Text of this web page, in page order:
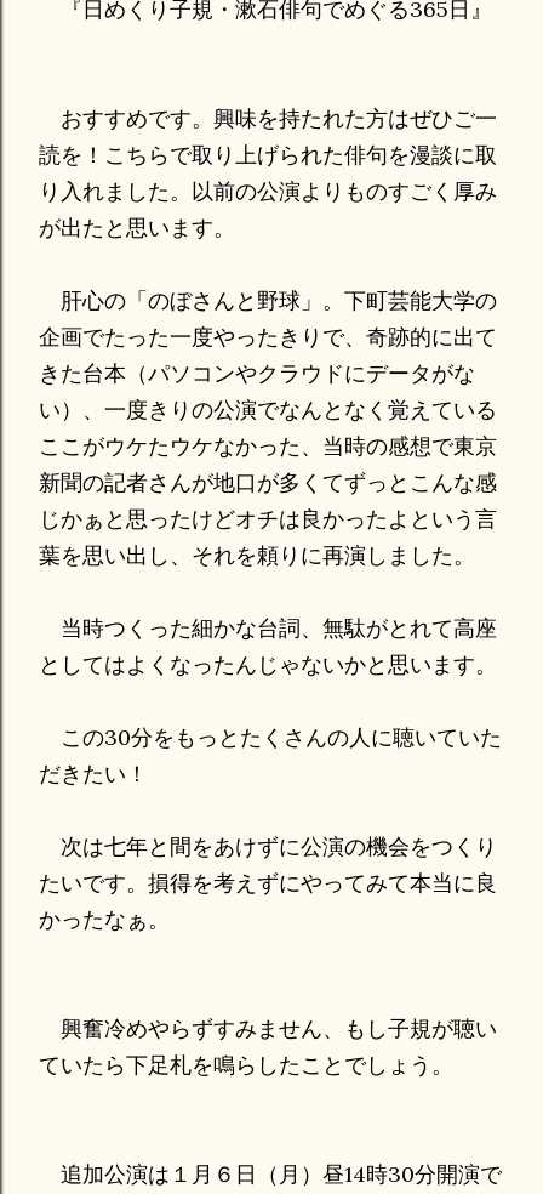
『日めくり子規・漱石俳句でめぐる365日』
おすすめです。興味を持たれた方はぜひご一
読を！こちらで取り上げられた俳句を漫談に取
り入れました。以前の公演よりものすごく厚み
が出たと思います。
肝心の「のぼさんと野球」。下町芸能大学の
企画でたった一度やったきりで、奇跡的に出て
きた台本（パソコンやクラウドにデータがな
い）、一度きりの公演でなんとなく覚えている
ここがウケたウケなかった、当時の感想で東京
新聞の記者さんが地口が多くてずっとこんな感
じかぁと思ったけどオチは良かったよという言
葉を思い出し、それを頼りに再演しました。
当時つくった細かな台詞、無駄がとれて高座
としてはよくなったんじゃないかと思います。
この30分をもっとたくさんの人に聴いていた
だきたい！
次は七年と間をあけずに公演の機会をつくり
たいです。損得を考えずにやってみて本当に良
かったなぁ。
興奮冷めやらずすみません、もし子規が聴い
ていたら下足札を鳴らしたことでしょう。
追加公演は１月６日（月）昼14時30分開演で